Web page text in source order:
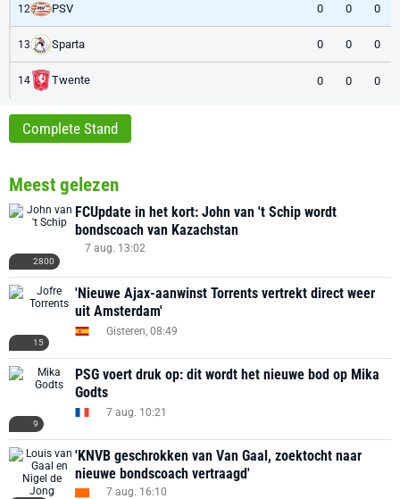
12 PSV 0 0 0
13 Sparta 0 0 0
14 Twente 0 0 0
Complete Stand
Meest gelezen
2800
FCUpdate in het kort: John van 't Schip wordt
bondscoach van Kazachstan
7 aug. 13:02
15
'Nieuwe Ajax-aanwinst Torrents vertrekt direct weer
uit Amsterdam'
Gisteren, 08:49
9
PSG voert druk op: dit wordt het nieuwe bod op Mika
Godts
7 aug. 10:21
'KNVB geschrokken van Van Gaal, zoektocht naar
nieuwe bondscoach vertraagd'
7 aug. 16:10